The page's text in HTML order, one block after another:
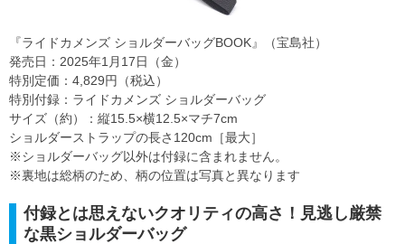
『ライドカメンズ ショルダーバッグBOOK』（宝島社）
発売日：2025年1月17日（金）
特別定価：4,829円（税込）
特別付録：ライドカメンズ ショルダーバッグ
サイズ（約）：縦15.5×横12.5×マチ7cm
ショルダーストラップの長さ120cm［最大］
※ショルダーバッグ以外は付録に含まれません。
※裏地は総柄のため、柄の位置は写真と異なります
付録とは思えないクオリティの高さ！見逃し厳禁
な黒ショルダーバッグ